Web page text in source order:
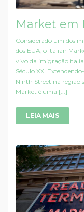
Market em
Considerado um dos
dos EUA, o Italian
vivo da imigração
Século XX.
Ninth Street na região
Market é uma [...]
LEIA MAIS